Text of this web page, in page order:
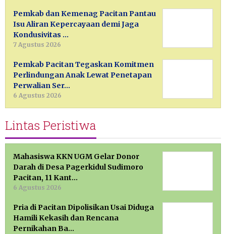
Pemkab dan Kemenag Pacitan Pantau
Isu Aliran Kepercayaan demi Jaga
Kondusivitas …
7 Agustus 2026
Pemkab Pacitan Tegaskan Komitmen
Perlindungan Anak Lewat Penetapan
Perwalian Ser…
6 Agustus 2026
Lintas Peristiwa
Mahasiswa KKN UGM Gelar Donor
Darah di Desa Pagerkidul Sudimoro
Pacitan, 11 Kant…
6 Agustus 2026
Pria di Pacitan Dipolisikan Usai Diduga
Hamili Kekasih dan Rencana
Pernikahan Ba…